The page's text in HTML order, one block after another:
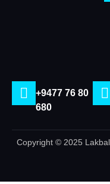
+9477 76 80
680
Copyright © 2025